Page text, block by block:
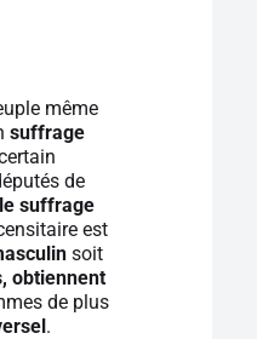
même
suffrage
de
suffrage
est
soit
obtiennent
de plus
.